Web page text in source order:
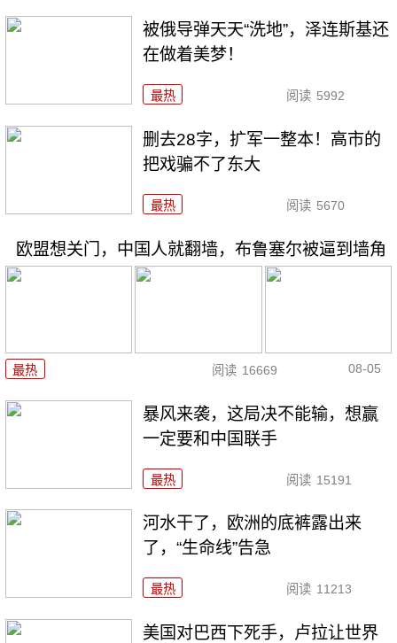
被俄导弹天天“洗地”，泽连斯基还
在做着美梦！
最热 阅读 5992
删去28字，扩军一整本！高市的
把戏骗不了东大
最热 阅读 5670
欧盟想关门，中国人就翻墙，布鲁塞尔被逼到墙角
最热 阅读 16669 08-05
暴风来袭，这局决不能输，想赢
一定要和中国联手
最热 阅读 15191
河水干了，欧洲的底裤露出来
了，“生命线”告急
最热 阅读 11213
美国对巴西下死手，卢拉让世界